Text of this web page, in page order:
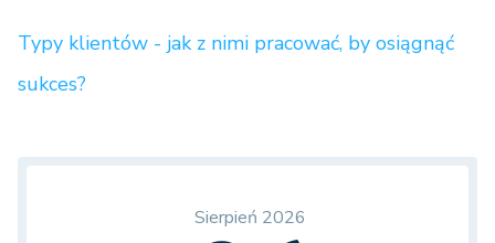
Typy klientów - jak z nimi pracować, by osiągnąć
sukces?
Sierpień 2026